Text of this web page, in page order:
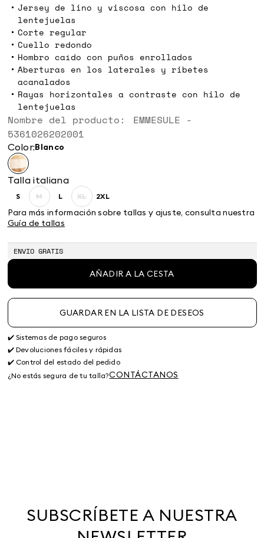
Jersey de lino y viscosa con hilo de
lentejuelas
Corte regular
Cuello redondo
Hombro caído con puños enrollados
Aberturas en los laterales y ribetes
acanalados
Rayas horizontales a contraste con hilo de
lentejuelas
Nombre del producto: EMMESULE -
5361026202001
Color: blanco
Talla italiana
SSize: MSize:
M
LSize: XLSize:
XL
2XL
Size:
2XL
Para más información sobre tallas y ajuste, consulta nuestra
Guía de tallas
ENVIO GRATIS
AÑADIR A LA CESTA
GUARDAR EN LA LISTA DE DESEOS
✔️ Sistemas de pago seguros
✔️ Devoluciones fáciles y rápidas
✔️ Control del estado del pedido
¿No estás segura de tu talla?CONTÁCTANOS
SUBSCRÍBETE A NUESTRA